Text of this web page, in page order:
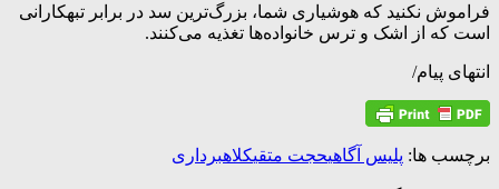
فراموش نکنید که هوشیاری شما، بزرگ‌ترین سد در برابر تبهکارانی
است که از اشک و ترس خانواده‌ها تغذیه می‌کنند.
انتهای پیام/
برچسب ها: پلیس آگاهیحجت متقیکلاهبرداری